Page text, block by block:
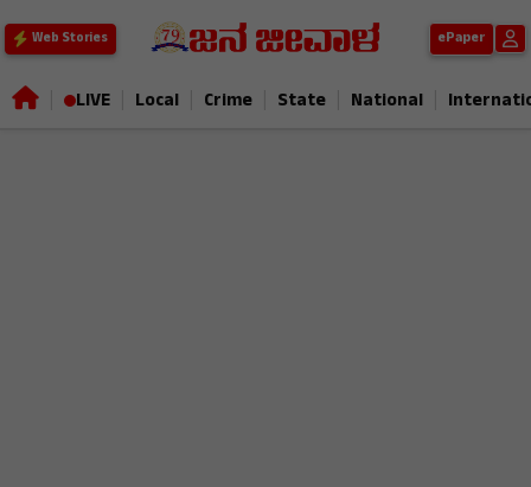
Web Stories ePaper
LIVE Local Crime State National